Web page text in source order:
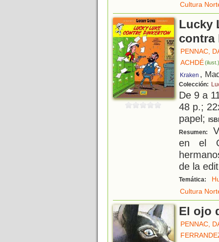
Cultura
Lucky
contra
PENNAC,
ACHDÉ
Kraken ,
Colección:
De 9 a
48 p.;
papel;
Resumen:
en el
de la
Temática:
Cultura
El ojo
PENNAC,